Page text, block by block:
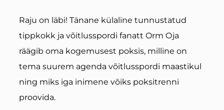
Raju on läbi! Tänane külaline tunnustatud
tippkokk ja võitlusspordi fanatt Orm Oja
räägib oma kogemusest poksis, milline on
tema suurem agenda võitlusspordi maastikul
ning miks iga inimene võiks poksitrenni
proovida.